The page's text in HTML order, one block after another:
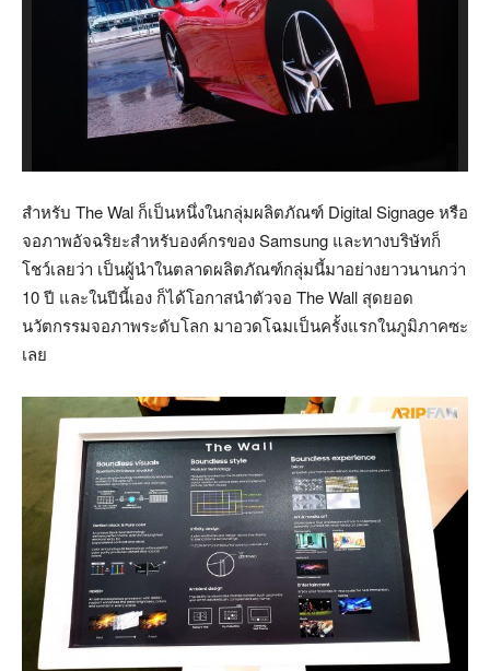
สำหรับ The Wal ก็เป็นหนึ่งในกลุ่มผลิตภัณฑ์ Digital Signage หรือ
จอภาพอัจฉริยะสำหรับองค์กรของ Samsung และทางบริษัทก็
โชว์เลยว่า เป็นผู้นำในตลาดผลิตภัณฑ์กลุ่มนี้มาอย่างยาวนานกว่า
10 ปี และในปีนี้เอง ก็ได้โอกาสนำตัวจอ The Wall สุดยอด
นวัตกรรมจอภาพระดับโลก มาอวดโฉมเป็นครั้งแรกในภูมิภาคซะ
เลย